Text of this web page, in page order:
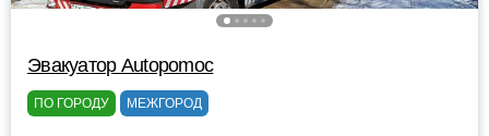
Эвакуатор Autopomoc
ПО ГОРОДУ МЕЖГОРОД